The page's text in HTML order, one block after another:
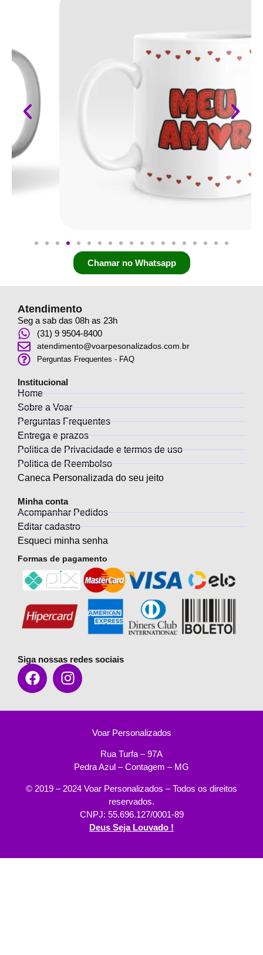
Chamar no Whatsapp
Atendimento
Seg a sab das 08h as 23h
(31) 9 9504-8400
atendimento@voarpesonalizados.com.br
Perguntas Frequentes - FAQ
Institucional
Home
Sobre a Voar
Perguntas Frequentes
Entrega e prazos
Politica de Privacidade e termos de uso
Politica de Reembolso
Caneca Personalizada do seu jeito
Minha conta
Acompanhar Pedidos
Editar cadastro
Esqueci minha senha
Formas de pagamento
Siga nossas redes sociais
Voar Personalizados
Rua Turfa – 97A
Pedra Azul – Contagem – MG
© 2019 – 2024 Voar Personalizados – Todos os direitos
reservados.
CNPJ: 55.696.127/0001-89
Deus Seja Louvado !